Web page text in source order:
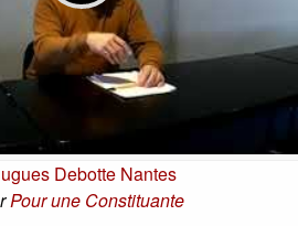
Debotte Nantes
Pour une Constituante